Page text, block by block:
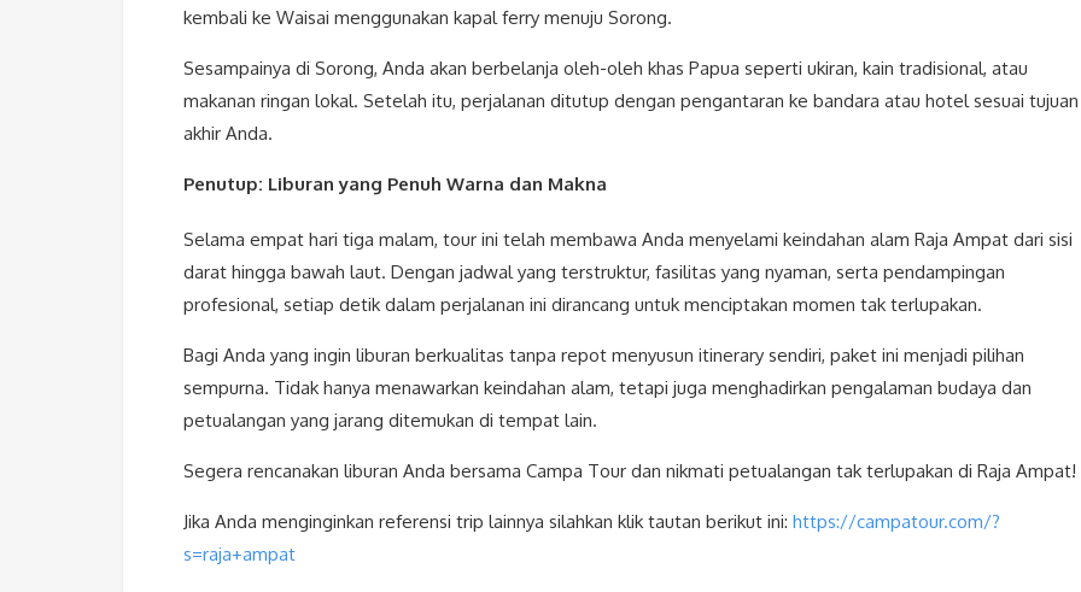
kembali ke Waisai menggunakan kapal ferry menuju Sorong.
Sesampainya di Sorong, Anda akan berbelanja oleh-oleh khas Papua seperti ukiran, kain tradisional, atau
makanan ringan lokal. Setelah itu, perjalanan ditutup dengan pengantaran ke bandara atau hotel sesuai tujuan
akhir Anda.
Penutup: Liburan yang Penuh Warna dan Makna
Selama empat hari tiga malam, tour ini telah membawa Anda menyelami keindahan alam Raja Ampat dari sisi
darat hingga bawah laut. Dengan jadwal yang terstruktur, fasilitas yang nyaman, serta pendampingan
profesional, setiap detik dalam perjalanan ini dirancang untuk menciptakan momen tak terlupakan.
Bagi Anda yang ingin liburan berkualitas tanpa repot menyusun itinerary sendiri, paket ini menjadi pilihan
sempurna. Tidak hanya menawarkan keindahan alam, tetapi juga menghadirkan pengalaman budaya dan
petualangan yang jarang ditemukan di tempat lain.
Segera rencanakan liburan Anda bersama Campa Tour dan nikmati petualangan tak terlupakan di Raja Ampat!
Jika Anda menginginkan referensi trip lainnya silahkan klik tautan berikut ini: https://campatour.com/?
s=raja+ampat